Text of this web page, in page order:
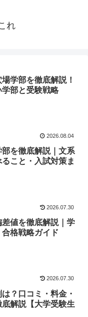
れ
学部を徹底解説！
部と受験戦略
2026.08.04
を徹底解説｜文系
こと・入試対策ま
2026.07.30
値を徹底解説｜学
格戦略ガイド
2026.07.30
？口コミ・料金・
解説【大学受験生